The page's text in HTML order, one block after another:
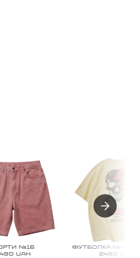
№16
UAH
ФУТБОЛКА №47
2490UAH